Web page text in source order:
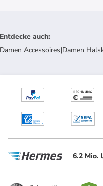
Entdecke auch:
Damen Accessoires|Damen
6.2 Mio.